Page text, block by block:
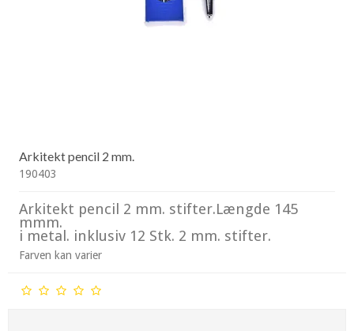
Arkitekt pencil 2 mm.
190403
Arkitekt pencil 2 mm. stifter.Længde 145
mmm.
i metal. inklusiv 12 Stk. 2 mm. stifter.
Farven kan varier